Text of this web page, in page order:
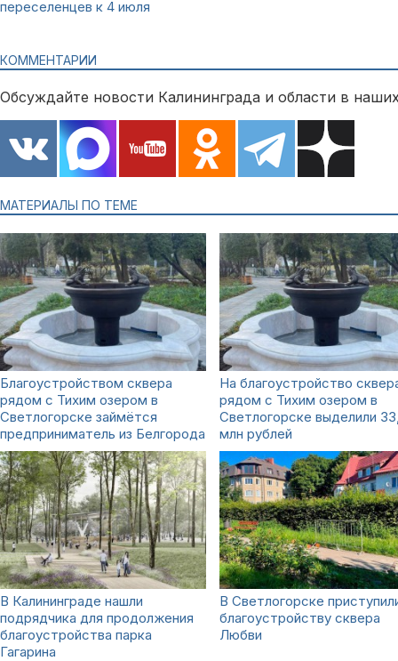
переселенцев к 4 июля
КОММЕНТАРИИ
Обсуждайте новости Калининграда и области в
МАТЕРИАЛЫ ПО ТЕМЕ
Благоустройством сквера
рядом с Тихим озером в
Светлогорске займётся
предприниматель из Белгорода
На благоустройство
рядом с Тихим озером в
Светлогорске выделили
млн рублей
В Калининграде нашли
подрядчика для продолжения
благоустройства парка
Гагарина
В Светлогорске
благоустройству сквера
Любви